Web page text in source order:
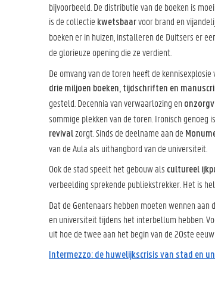
bijvoorbeeld. De distributie van de boeken is
is de collectie kwetsbaarvoor brand en
boeken er in huizen, installeren de Duitsers er
de glorieuze opening die ze verdient.
De omvang van de toren heeft de
drie miljoen boeken, tijdschriften en
gesteld. Decennia van verwaarlozing en
sommige plekken van de toren. Ironisch
revivalzorgt. Sinds de deelname aan de
van de Aula als uithangbord van de universiteit.
Ook de stad speelt het gebouw als cultureel
verbeelding sprekende publiekstrekker. Het is
Dat de Gentenaars hebben moeten wennen
en universiteit tijdens het interbellum hebben.
uit hoe de twee aan het begin van de 20ste
Intermezzo: de huwelijkscrisis van stad en